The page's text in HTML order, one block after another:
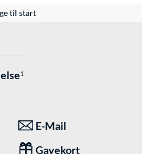
til start
1
E-Mail
Gavekort